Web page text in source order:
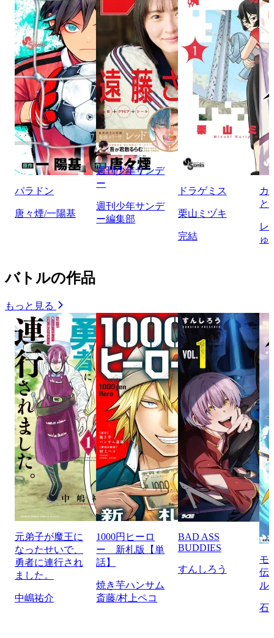
パラドン
唐々煙/一陽基
週刊少年サンデ
ー
週刊少年サンデ
ー編集部
ドラゲミス
栗山ミヅキ
完結
カ
と
レ
ゅ
バトルの作品
もっと見る
元弟子が魔王に
なったせいで、
勇者に連行され
ました。
中嶋祐介
1000円ヒーロ
ー 新札版【単
話】
焼き芋ハンサム
斎藤/村上ペコ
BAD ASS
BUDDIES
すんしろう
モ
伝
ル
石